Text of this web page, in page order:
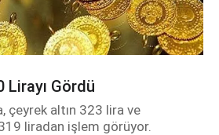
Lirayı Gördü
çeyrek altın 323 lira ve
liradan işlem görüyor.